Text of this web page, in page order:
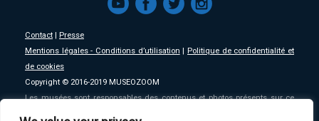
Contact
Presse
Mentions légales - Conditions d’utilisation
Politique de confidentialité et
de cookies
Copyright © 2016-2019 MUSEOZOOM
Les musées sont responsables des contenus et photos présents sur ce